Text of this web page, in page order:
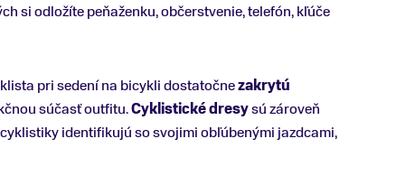
si odložíte peňaženku, občerstvenie, telefón, kľúče
pri sedení na bicykli dostatočnezakrytú
súčasť outfitu.Cyklistické dresysú zároveň
identifikujú so svojimi obľúbenými jazdcami,